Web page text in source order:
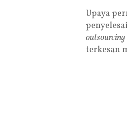
Upaya
outsourcing
terkesan